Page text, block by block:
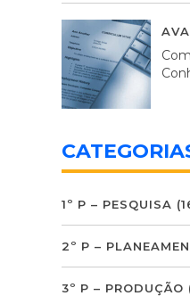
1º P – PESQUISA
2º P –
3º P – PRODUÇÃO